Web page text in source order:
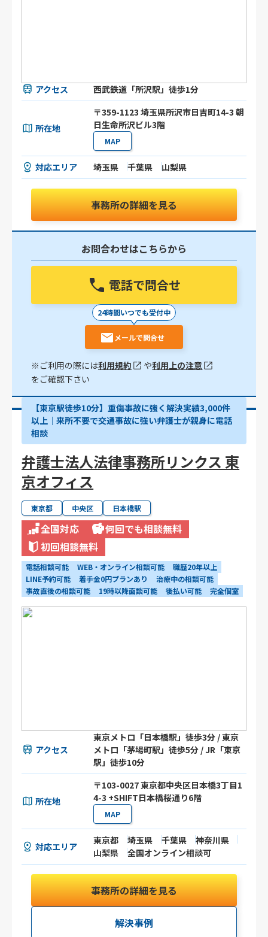
アクセス 西武鉄道「所沢駅」徒歩1分
所在地
〒359-1123 埼玉県所沢市日吉町14-3 朝
日生命所沢ビル3階
MAP
対応エリア 埼玉県 千葉県 山梨県
事務所の詳細を見る
お問合わせはこちらから
電話で問合せ
24時間いつでも受付中
メールで問合せ
※ご利用の際には利用規約 や利用上の注意
をご確認下さい
【東京駅徒歩10分】重傷事故に強く解決実績3,000件
以上│来所不要で交通事故に強い弁護士が親身に電話
相談
弁護士法人法律事務所リンクス 東
京オフィス
東京都 中央区 日本橋駅
全国対応
何回でも相談無料
初回相談無料
電話相談可能 WEB・オンライン相談可能
職歴20年以上
LINE予約可能
着手金0円プランあり
治療中の相談可能
事故直後の相談可能
19時以降面談可能 後払い可能 完全個室
アクセス
東京メトロ「日本橋駅」徒歩3分 / 東京
メトロ「茅場町駅」徒歩5分 / JR「東京
駅」徒歩10分
所在地
〒103-0027 東京都中央区日本橋3丁目1
4-3 +SHIFT日本橋桜通り6階
MAP
対応エリア
東京都 埼玉県 千葉県
神奈川県
山梨県
全国オンライン相談可
事務所の詳細を見る
解決事例